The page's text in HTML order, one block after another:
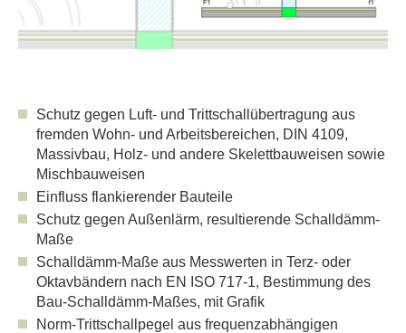
Schutz gegen Luft- und Trittschallübertragung aus
fremden Wohn- und Arbeitsbereichen, DIN 4109,
Massivbau, Holz- und andere Skelettbauweisen sowie
Mischbauweisen
Einfluss flankierender Bauteile
Schutz gegen Außenlärm, resultierende Schalldämm-
Maße
Schalldämm-Maße aus Messwerten in Terz- oder
Oktavbändern nach EN ISO 717-1, Bestimmung des
Bau-Schalldämm-Maßes, mit Grafik
Norm-Trittschallpegel aus frequenzabhängigen